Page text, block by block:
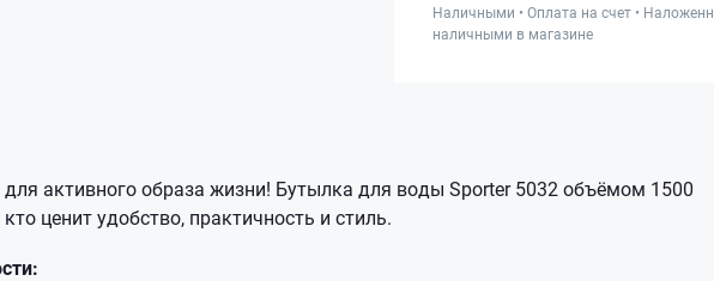
Наличными • Оплата на счет •
наличными в магазине
активного образа жизни! Бутылка для воды Sporter 5032 объёмом 1500
ценит удобство, практичность и стиль.